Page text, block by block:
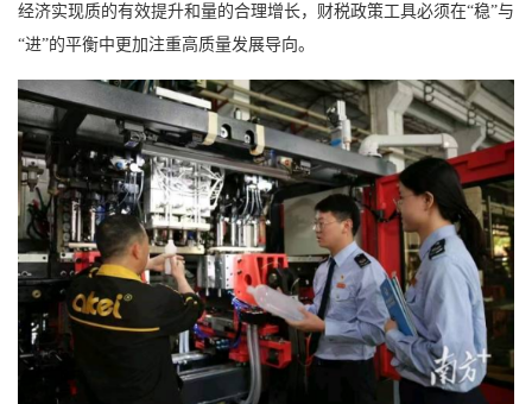
经济实现质的有效提升和量的合理增长，财税政策工具必须在“稳”与
“进”的平衡中更加注重高质量发展导向。